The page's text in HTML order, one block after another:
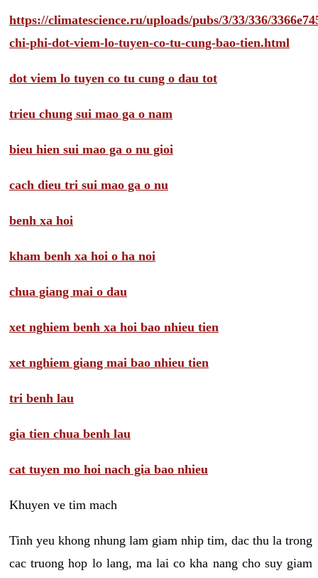
https://climatescience.ru/uploads/pubs/3/33/336/
chi-phi-dot-viem-lo-tuyen-co-tu-cung-bao-tien.html
dot viem lo tuyen co tu cung o dau tot
trieu chung sui mao ga o nam
bieu hien sui mao ga o nu gioi
cach dieu tri sui mao ga o nu
benh xa hoi
kham benh xa hoi o ha noi
chua giang mai o dau
xet nghiem benh xa hoi bao nhieu tien
xet nghiem giang mai bao nhieu tien
tri benh lau
gia tien chua benh lau
cat tuyen mo hoi nach gia bao nhieu
Khuyen ve tim mach
Tinh yeu khong nhung lam giam nhip tim, dac thu la trong
cac truong hop lo lang, ma lai co kha nang cho suy giam